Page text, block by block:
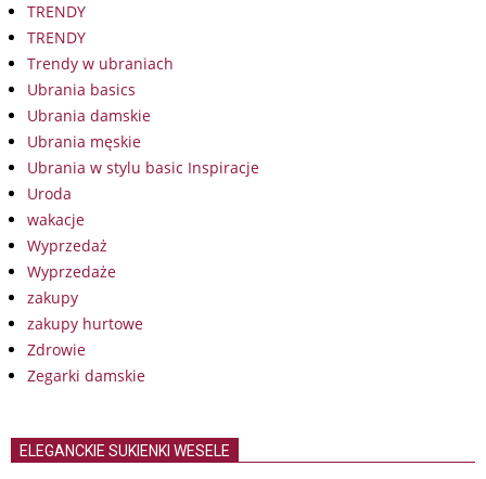
TRENDY
TRENDY
Trendy w ubraniach
Ubrania basics
Ubrania damskie
Ubrania męskie
Ubrania w stylu basic Inspiracje
Uroda
wakacje
Wyprzedaż
Wyprzedaże
zakupy
zakupy hurtowe
Zdrowie
Zegarki damskie
ELEGANCKIE SUKIENKI WESELE